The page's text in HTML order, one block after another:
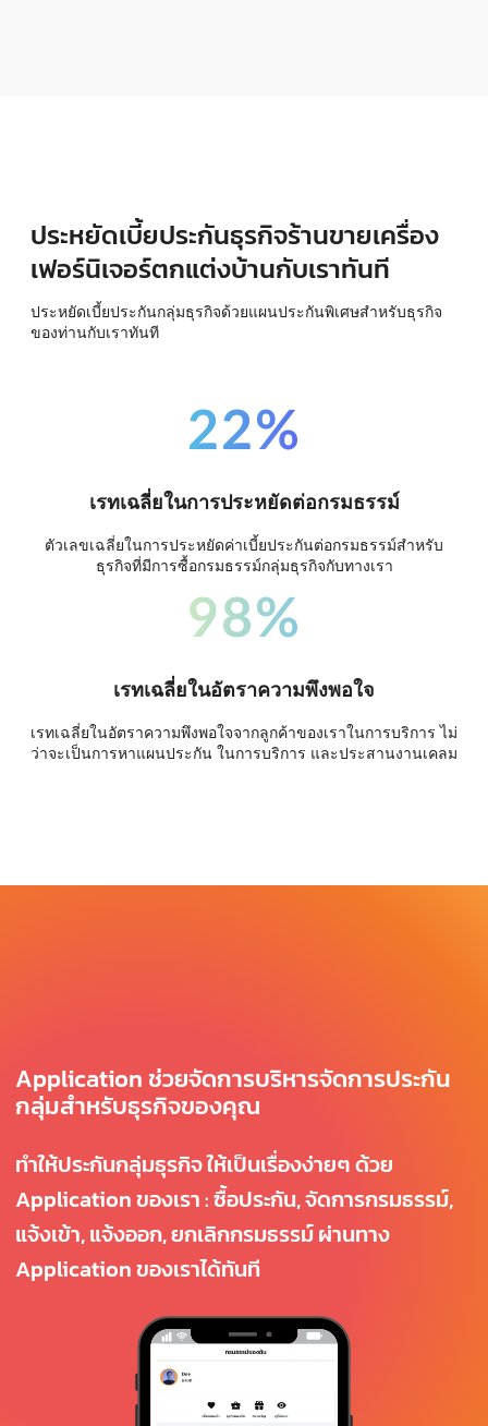
ประหยัดเบี้ยประกันธุรกิจร้านขายเครื่อง
เฟอร์นิเจอร์ตกแต่งบ้านกับเราทันที
ประหยัดเบี้ยประกันกลุ่มธุรกิจด้วยแผนประกันพิเศษสำหรับธุรกิจ
ของท่านกับเราทันที
22%
เรทเฉลี่ยในการประหยัดต่อกรมธรรม์
ตัวเลขเฉลี่ยในการประหยัดค่าเบี้ยประกันต่อกรมธรรม์สำหรับ
ธุรกิจที่มีการซื้อกรมธรรม์กลุ่มธุรกิจกับทางเรา
98%
เรทเฉลี่ยในอัตราความพึงพอใจ
เรทเฉลี่ยในอัตราความพึงพอใจจากลูกค้าของเราในการบริการ ไม่
ว่าจะเป็นการหาแผนประกัน ในการบริการ และประสานงานเคลม
Application ช่วยจัดการบริหารจัดการประกัน
กลุ่มสำหรับธุรกิจของคุณ
ทำให้ประกันกลุ่มธุรกิจ ให้เป็นเรื่องง่ายๆ ด้วย
Application ของเรา : ซื้อประกัน, จัดการกรมธรรม์,
แจ้งเข้า, แจ้งออก, ยกเลิกกรมธรรม์ ผ่านทาง
Application ของเราได้ทันที